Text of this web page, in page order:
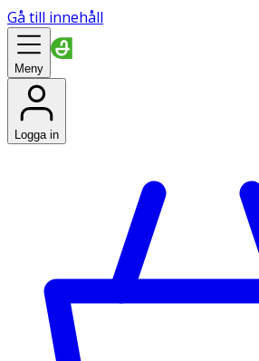
Gå till innehåll
Meny
Logga in